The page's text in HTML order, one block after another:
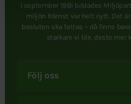
I september 1981 bildades
miljön främst var helt nytt. Det
besluten ska fattas – då finns
starkare vi blir, desto mer
Följ oss